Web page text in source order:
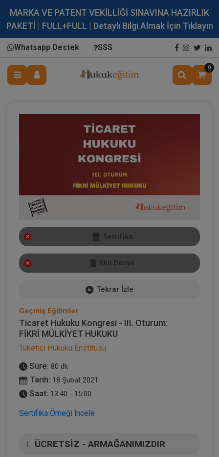
MARKA VE PATENT VEKİLLİĞİ SINAVINA HAZIRLIK
PAKETİ | FULL+FULL | Detaylı Bilgi Almak İçin Tıklayın
Whatsapp Destek SSS
0
Sertifika
Ekli Dosya
Tekrar İzle
Geçmiş Eğitimler
Ticaret Hukuku Kongresi - III. Oturum:
FİKRİ MÜLKİYET HUKUKU
Tüketici Hukuku Enstitüsü
Süre: 80 dk
Tarih: 18 Şubat 2021
Saat: 13:40 - 15:00
Sertifika Örneği İncele
L ÜCRETSİZ - ARMAĞANIMIZDIR